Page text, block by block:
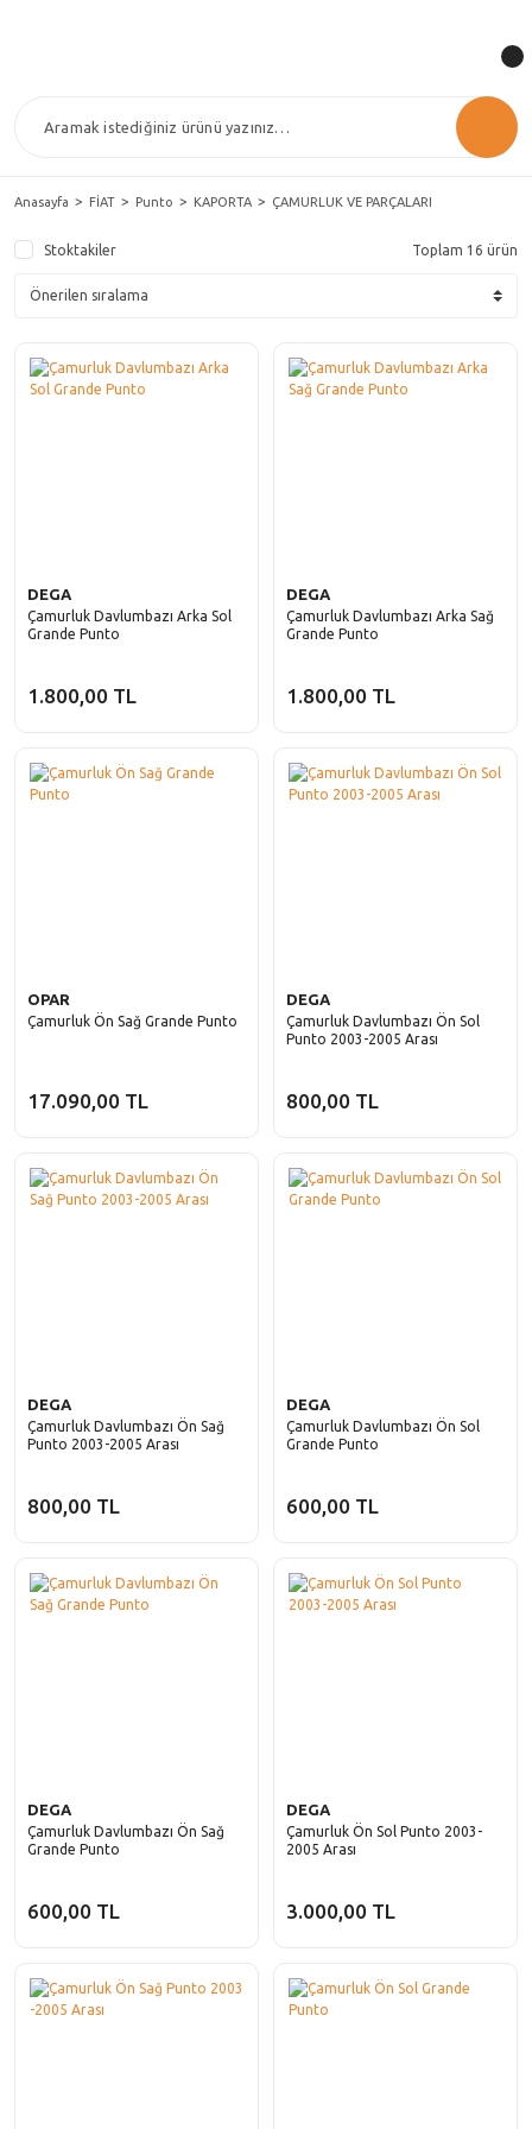
Anasayfa FİAT Punto KAPORTA ÇAMURLUK VE PARÇALARI
Stoktakiler Toplam 16 ürün
DEGA
Çamurluk Davlumbazı Arka Sol
Grande Punto
1.800,00 TL
DEGA
Çamurluk Davlumbazı Arka Sağ
Grande Punto
1.800,00 TL
OPAR
Çamurluk Ön Sağ Grande Punto
17.090,00 TL
DEGA
Çamurluk Davlumbazı Ön Sol
Punto 2003-2005 Arası
800,00 TL
DEGA
Çamurluk Davlumbazı Ön Sağ
Punto 2003-2005 Arası
800,00 TL
DEGA
Çamurluk Davlumbazı Ön Sol
Grande Punto
600,00 TL
DEGA
Çamurluk Davlumbazı Ön Sağ
Grande Punto
600,00 TL
DEGA
Çamurluk Ön Sol Punto 2003-
2005 Arası
3.000,00 TL